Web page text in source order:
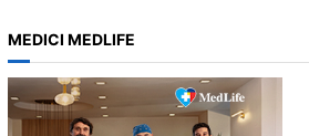
a
r
c
h
MEDICI MEDLIFE